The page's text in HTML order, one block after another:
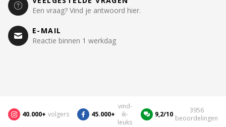
Een vraag? Vind je antwoord hier.
E-MAIL
Reactie binnen 1 werkdag
40.000+ volgers 45.000+
vind-
ik-
leuks
9,2/10
3956
beoordelingen